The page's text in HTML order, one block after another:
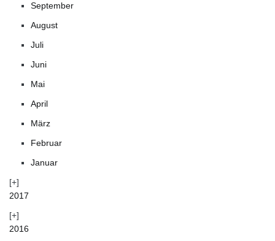
September
August
Juli
Juni
Mai
April
März
Februar
Januar
2017
2016